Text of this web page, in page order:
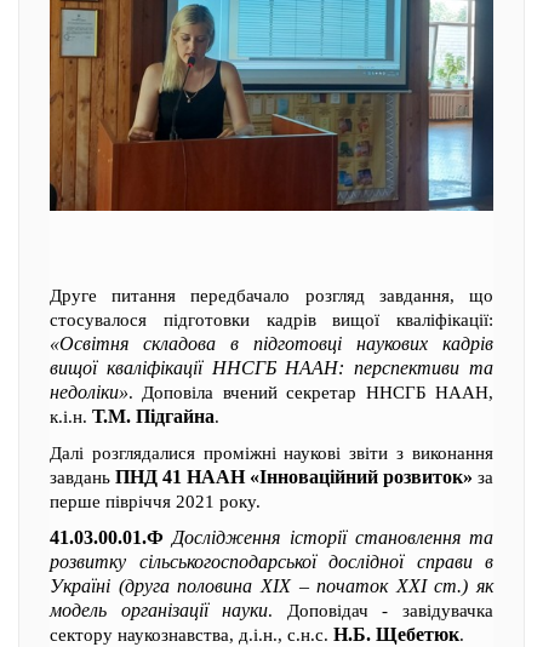
Друге питання передбачало розгляд завдання, що
стосувалося підготовки кадрів вищої кваліфікації:
«Освітня складова в підготовці наукових кадрів
вищої кваліфікації ННСГБ НААН: перспективи та
недоліки». Доповіла вчений секретар ННСГБ НААН,
к.і.н. Т.М. Підгайна.
Далі розглядалися проміжні наукові звіти з виконання
завдань ПНД 41 НААН «Інноваційний розвиток» за
перше півріччя 2021 року.
41.03.00.01.Ф Дослідження історії становлення та
розвитку сільськогосподарської дослідної справи в
Україні (друга половина ХІХ – початок ХХІ ст.) як
модель організації науки. Доповідач - завідувачка
сектору наукознавства, д.і.н., с.н.с. Н.Б. Щебетюк.